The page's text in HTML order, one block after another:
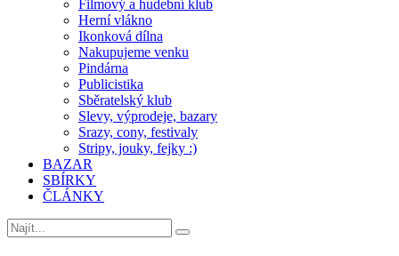
Filmový a hudební klub
Herní vlákno
Ikonková dílna
Nakupujeme venku
Pindárna
Publicistika
Sběratelský klub
Slevy, výprodeje, bazary
Srazy, cony, festivaly
Stripy, jouky, fejky :)
BAZAR
SBÍRKY
ČLÁNKY